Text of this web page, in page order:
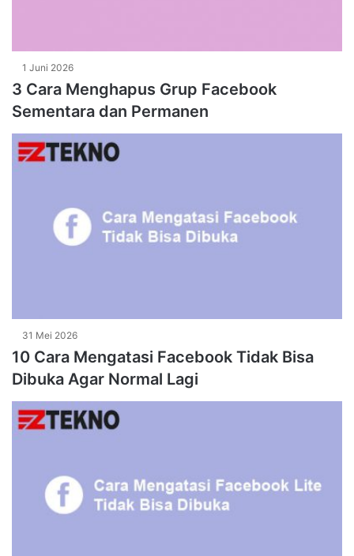
1 Juni 2026
3 Cara Menghapus Grup Facebook
Sementara dan Permanen
31 Mei 2026
10 Cara Mengatasi Facebook Tidak Bisa
Dibuka Agar Normal Lagi